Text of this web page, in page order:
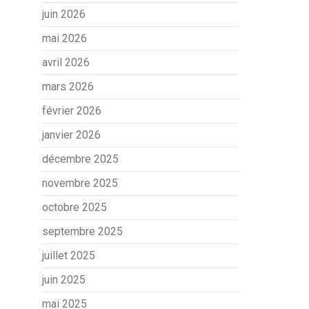
juin 2026
mai 2026
avril 2026
mars 2026
février 2026
janvier 2026
décembre 2025
novembre 2025
octobre 2025
septembre 2025
juillet 2025
juin 2025
mai 2025